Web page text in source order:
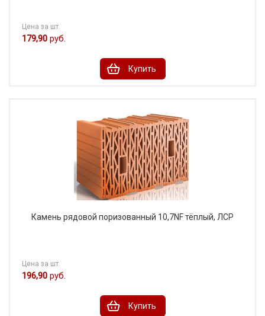
Цена за шт.
179,90 руб.
Купить
Камень рядовой поризованный 10,7NF тёплый, ЛСР
Цена за шт.
196,90 руб.
Купить